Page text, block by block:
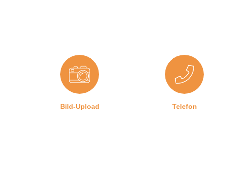
Bild-Upload Telefon